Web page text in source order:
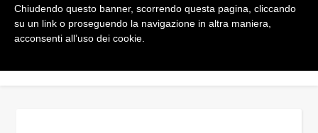
Chiudendo questo banner, scorrendo questa pagina, cliccando
su un link o proseguendo la navigazione in altra maniera,
acconsenti all’uso dei cookie.